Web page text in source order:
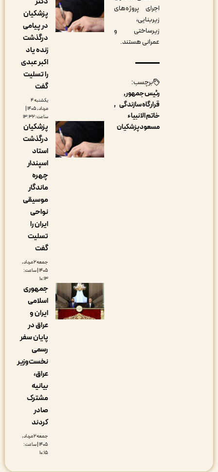
اجرای پروژه‌های
زیربنایی،
زیرساختی و
عمرانی هستند.
برچسب:
رئیس جمهور
قرارگاه سازندگی
خاتم الانبیاء
مسعود پزشکیان
پزشکیان
در پیامی
درگذشت
زنده یاد
اکبر عبدی
را تسلیت
مرداد, ۱۴۰۵ |
پزشکیان
درگذشت
استاد
موسیقی
جمعه ۲ مرداد,
۱۴۰۵ | ساعت:
جمهوری
اسلامی
ایران و
پایان سفر
نخست‌وزیر
جمعه ۲ مرداد,
۱۴۰۵ | ساعت: